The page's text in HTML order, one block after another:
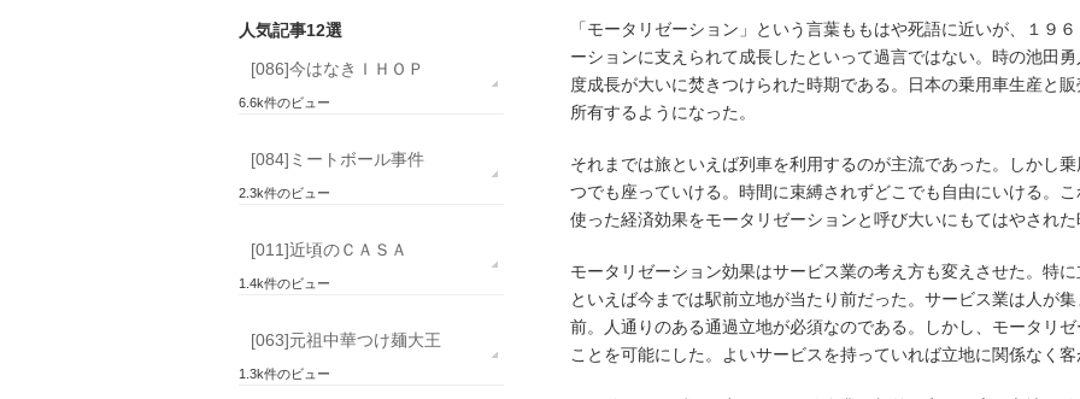
「モータリゼーション」という言葉ももはや死語に近いが、１９
ーションに支えられて成長したといって過言ではない。時の池田
度成長が大いに焚きつけられた時期である。日本の乗用車生産と
所有するようになった。
それまでは旅といえば列車を利用するのが主流であった。しかし
つでも座っていける。時間に束縛されずどこでも自由にいける。
使った経済効果をモータリゼーションと呼び大いにもてはやされた
モータリゼーション効果はサービス業の考え方も変えさせた。特
といえば今までは駅前立地が当たり前だった。サービス業は人が
前。人通りのある通過立地が必須なのである。しかし、モータリ
ことを可能にした。よいサービスを持っていれば立地に関係なく客
人気記事12選
[086]今はなきＩＨＯＰ
6.6k件のビュー
[084]ミートボール事件
2.3k件のビュー
[011]近頃のＣＡＳＡ
1.4k件のビュー
[063]元祖中華つけ麺大王
1.3k件のビュー